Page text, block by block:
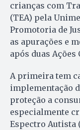
crianças com
(TEA) pela
Promotoria de
as apurações e
após duas Ações
A primeira tem
implementação
proteção a
especialmente
Espectro Autista